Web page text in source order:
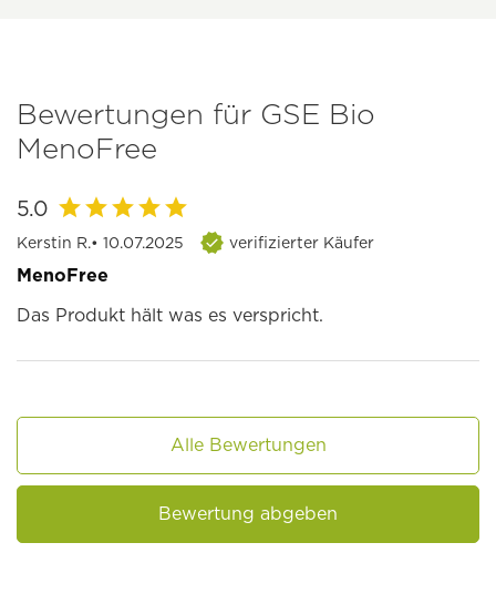
Bewertungen für GSE Bio
MenoFree
5.0
Kerstin R.• 10.07.2025 verifizierter Käufer
MenoFree
Das Produkt hält was es verspricht.
Alle Bewertungen
Bewertung abgeben